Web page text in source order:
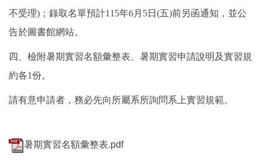
不受理)；錄取名單預計115年6月5日(五)前另函通知，並公
告於圖書館網站。
四、檢附暑期實習名額彙整表、暑期實習申請說明及實習規
約各1份。
請有意申請者，務必先向所屬系所詢問系上實習規範。
暑期實習名額彙整表.pdf